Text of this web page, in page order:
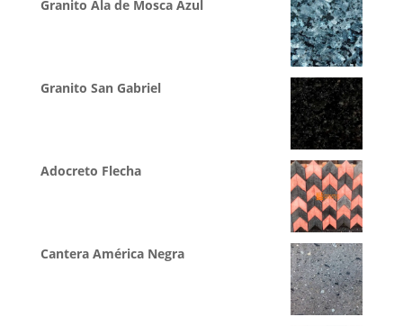
Granito Ala de Mosca Azul
Granito San Gabriel
Adocreto Flecha
Cantera América Negra